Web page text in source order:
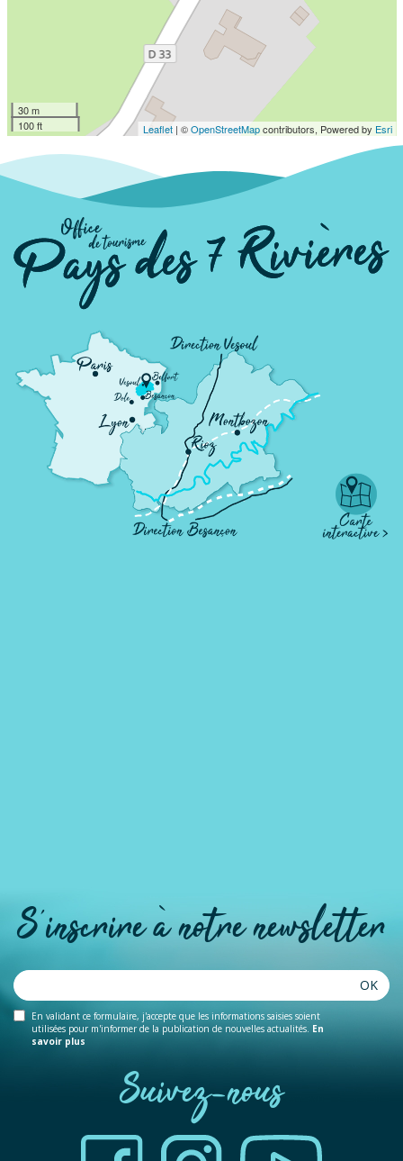
30 m
100 ft
Leaflet| ©OpenStreetMapcontributors, Powered by Esri
S'inscrire à notre newsletter
En validant ce formulaire, j'accepte que les informations saisies soient
utilisées pour m'informer de la publication de nouvelles actualités. En
savoir plus
OK
Suivez-nous